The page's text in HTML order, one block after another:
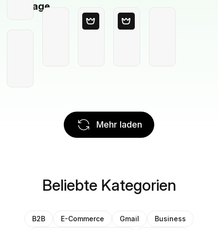
Vorlage
Mehr laden
Beliebte Kategorien
B2B E-Commerce Gmail
Business